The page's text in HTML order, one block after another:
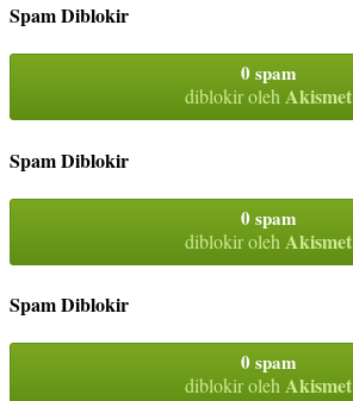
Spam Diblokir
0 spam
diblokir olehAkismet
Spam Diblokir
0 spam
diblokir oleh Akismet
Spam Diblokir
0 spam
diblokir olehAkismet